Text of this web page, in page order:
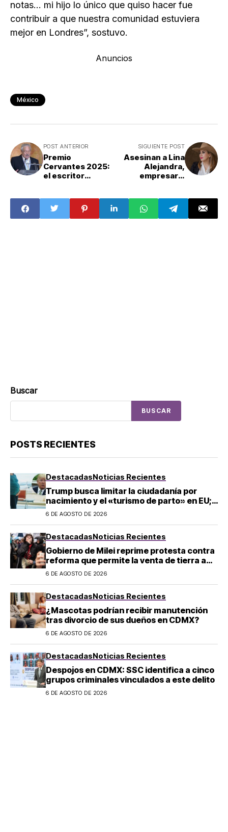
notas… mi hijo lo único que quiso hacer fue
contribuir a que nuestra comunidad estuviera
mejor en Londres”, sostuvo.
Anuncios
México
POST ANTERIOR
Premio
Cervantes 2025:
el escritor
recibe máximo
reconocimiento
de las letras en
SIGUIENTE POST
Asesinan a Lina
Alejandra,
empresaria
Buscar
BUSCAR
POSTS RECIENTES
DestacadasNoticias Recientes
Trump busca limitar la ciudadanía por
nacimiento y el «turismo de parto» en EU;
¿a quién afecta?
6 DE AGOSTO DE 2026
DestacadasNoticias Recientes
Gobierno de Milei reprime protesta contra
reforma que permite la venta de tierra a
extranjeros en Argentina
6 DE AGOSTO DE 2026
DestacadasNoticias Recientes
¿Mascotas podrían recibir manutención
tras divorcio de sus dueños en CDMX?
6 DE AGOSTO DE 2026
DestacadasNoticias Recientes
Despojos en CDMX: SSC identifica a cinco
grupos criminales vinculados a este delito
6 DE AGOSTO DE 2026